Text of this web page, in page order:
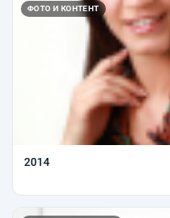
ФОТО И КОНТЕНТ
2014